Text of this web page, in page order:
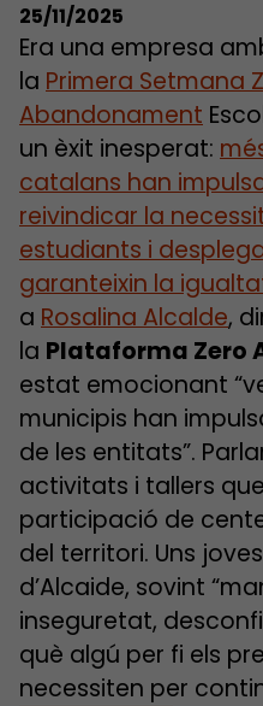
25/11/2025
Era una empresa
la Primera Setmana
Abandonament
un èxit inesperat:
catalans han
reivindicar la
estudiants i
garanteixin la
a Rosalina Alcalde,
la Plataforma Zero
estat emocionant
municipis han
de les entitats”.
activitats i tallers
participació de
del territori. Uns
d’Alcaide, sovint
inseguretat,
què algú per fi els
necessiten per